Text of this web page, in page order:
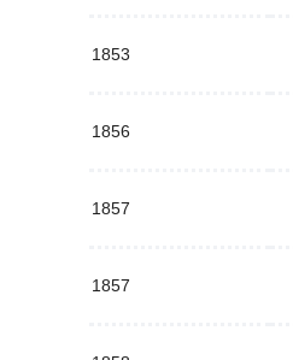
1853
1856
1857
1857